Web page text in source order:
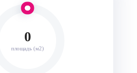
0
площадь (м2)